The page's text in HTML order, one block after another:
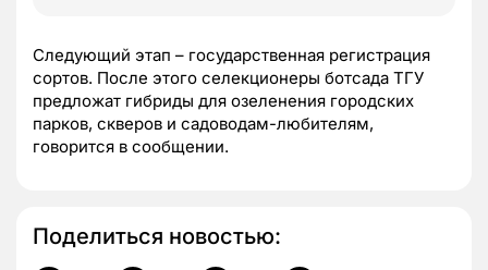
Следующий этап – государственная регистрация
сортов. После этого селекционеры ботсада ТГУ
предложат гибриды для озеленения городских
парков, скверов и садоводам-любителям,
говорится в сообщении.
Поделиться новостью: